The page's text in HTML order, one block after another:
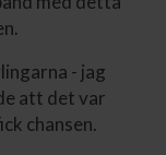
- jag
att det var
chansen.